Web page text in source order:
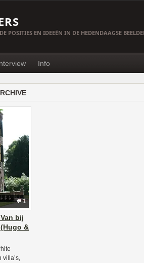
POSITIES EN IDEEËN IN DE HEDENDAAGSE
Info
1
bij
&
villa’s,